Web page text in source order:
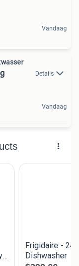
Vandaag
Details
Vandaag